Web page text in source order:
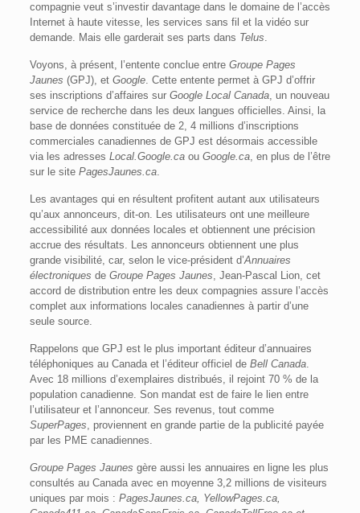
compagnie veut s’investir davantage dans le domaine de l’accès
Internet à haute vitesse, les services sans fil et la vidéo sur
demande. Mais elle garderait ses parts dans Telus.
Voyons, à présent, l’entente conclue entre Groupe Pages
Jaunes (GPJ), et Google. Cette entente permet à GPJ d’offrir
ses inscriptions d’affaires sur Google Local Canada, un nouveau
service de recherche dans les deux langues officielles. Ainsi, la
base de données constituée de 2, 4 millions d’inscriptions
commerciales canadiennes de GPJ est désormais accessible
via les adresses Local.Google.caou Google.ca, en plus de l’être
sur le site PagesJaunes.ca.
Les avantages qui en résultent profitent autant aux utilisateurs
qu’aux annonceurs, dit-on. Les utilisateurs ont une meilleure
accessibilité aux données locales et obtiennent une précision
accrue des résultats. Les annonceurs obtiennent une plus
grande visibilité, car, selon le vice-président d’Annuaires
électroniques de Groupe Pages Jaunes, Jean-Pascal Lion, cet
accord de distribution entre les deux compagnies assure l’accès
complet aux informations locales canadiennes à partir d’une
seule source.
Rappelons que GPJ est le plus important éditeur d’annuaires
téléphoniques au Canada et l’éditeur officiel de Bell Canada.
Avec 18 millions d’exemplaires distribués, il rejoint 70 % de la
population canadienne. Son mandat est de faire le lien entre
l’utilisateur et l’annonceur. Ses revenus, tout comme
SuperPages, proviennent en grande partie de la publicité payée
par les PME canadiennes.
Groupe Pages Jaunes gère aussi les annuaires en ligne les plus
consultés au Canada avec en moyenne 3,2 millions de visiteurs
uniques par mois : PagesJaunes.ca, YellowPages.ca,